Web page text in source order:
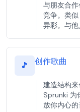
与朋友合
竞争。类
异彩。与
🎵 创作歌曲
建造结构
Sprunki 为
放你内心